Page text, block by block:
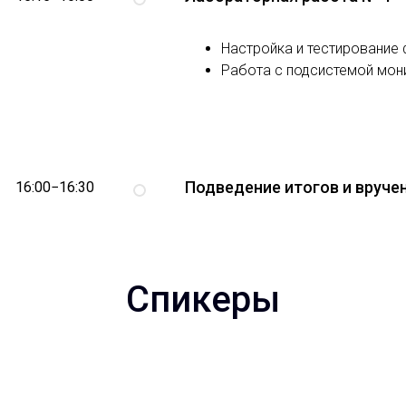
Настройка и
Работа с подсистемой
16:00−16:30 Подведение итогов и
Спикеры